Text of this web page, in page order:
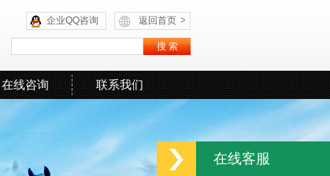
返回首页 >
企业QQ咨询
在线咨询 联系我们
在线客服